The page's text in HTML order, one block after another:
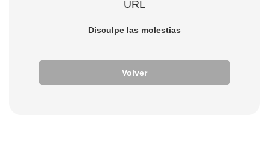
URL
Disculpe las molestias
Volver